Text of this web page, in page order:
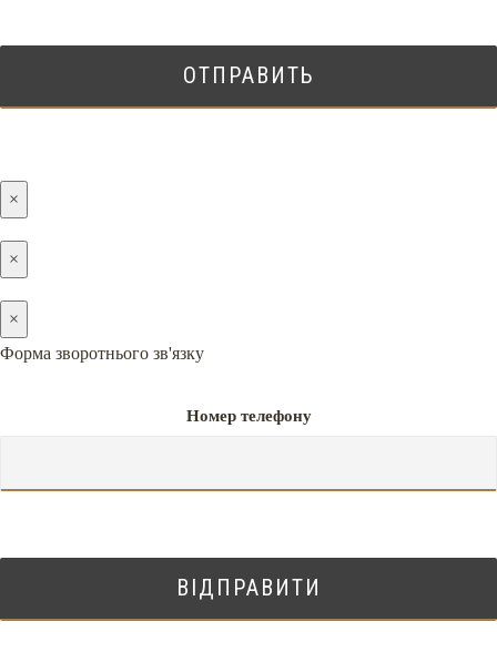
×
×
×
Форма зворотнього зв'язку
Номер телефону